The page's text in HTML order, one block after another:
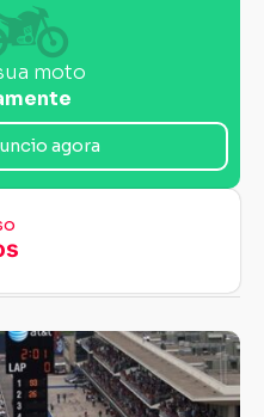
moto
agora